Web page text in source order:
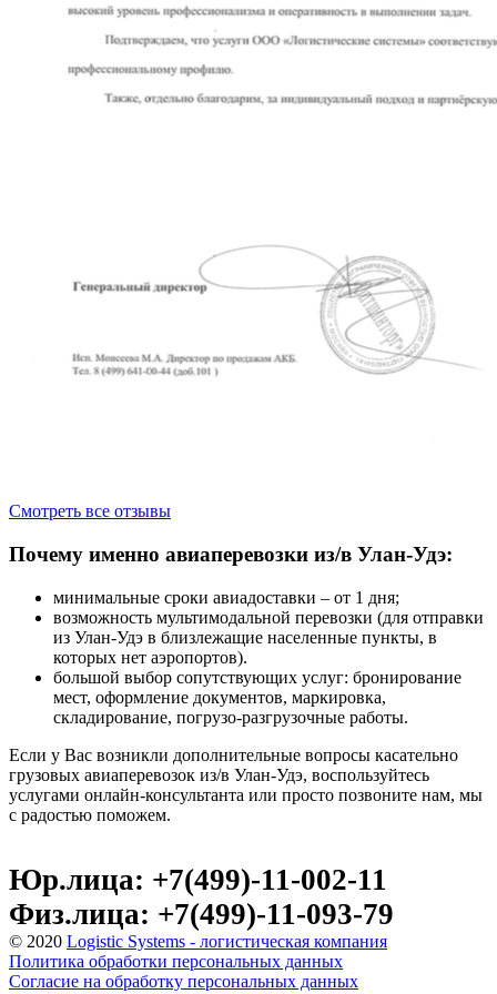
Смотреть все отзывы
Почему именно авиаперевозки из/в Улан-Удэ:
минимальные сроки авиадоставки – от 1 дня;
возможность мультимодальной перевозки (для отправки
из Улан-Удэ в близлежащие населенные пункты, в
которых нет аэропортов).
большой выбор сопутствующих услуг: бронирование
мест, оформление документов, маркировка,
складирование, погрузо-разгрузочные работы.
Если у Вас возникли дополнительные вопросы касательно
грузовых авиаперевозок из/в Улан-Удэ, воспользуйтесь
услугами онлайн-консультанта или просто позвоните нам, мы
с радостью поможем.
Юр.лица: +7(499)-11-002-11
Физ.лица: +7(499)-11-093-79
© 2020 Logistic Systems - логистическая компания
Политика обработки персональных данных
Согласие на обработку персональных данных